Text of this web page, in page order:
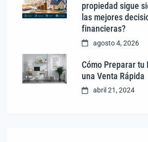
propiedad sigue
las mejores
financieras?
agosto 4, 2026
Cómo Preparar tu
una Venta Rápida
abril 21, 2024